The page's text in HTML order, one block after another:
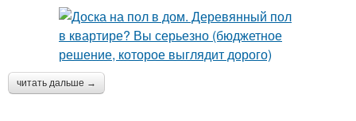
читать дальше →